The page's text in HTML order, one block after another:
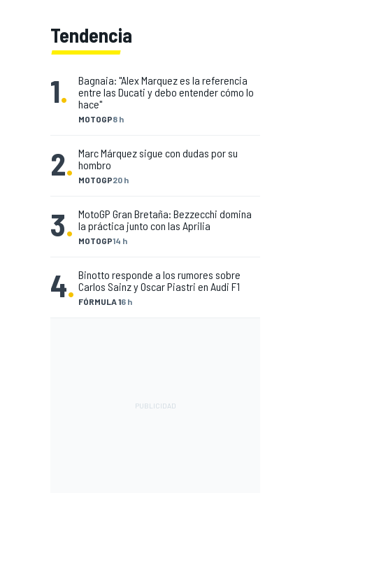
Tendencia
1.
MOTOGP8 h
Bagnaia: "Alex Marquez es la referencia
entre las Ducati y debo entender cómo lo
hace"
2. MOTOGP20 h
Marc Márquez sigue con dudas por su
hombro
3. MOTOGP14 h
MotoGP Gran Bretaña: Bezzecchi domina
la práctica junto con las Aprilia
4. FÓRMULA 16 h
Binotto responde a los rumores sobre
Carlos Sainz y Oscar Piastri en Audi F1